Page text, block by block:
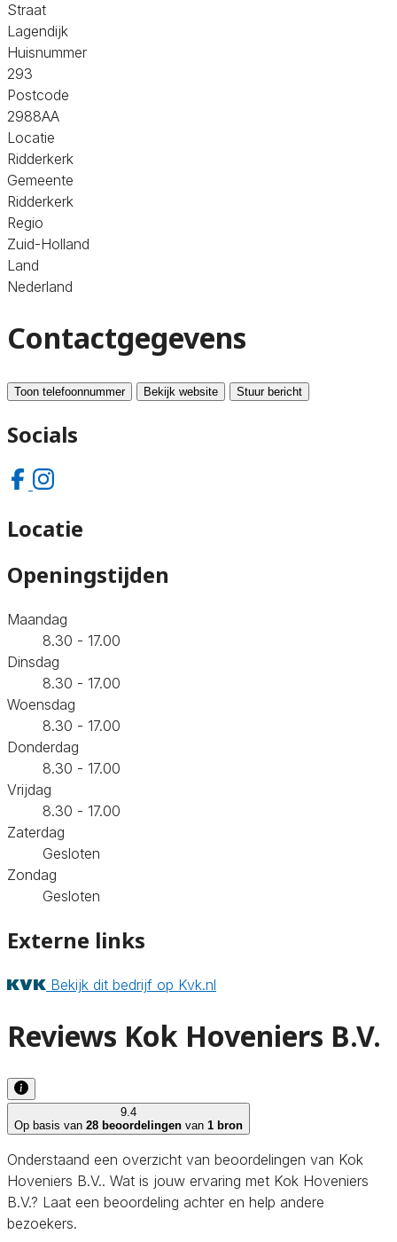
Straat
Lagendijk
Huisnummer
293
Postcode
2988AA
Locatie
Ridderkerk
Gemeente
Ridderkerk
Regio
Zuid-Holland
Land
Nederland
Contactgegevens
Toon telefoonnummer Bekijk website Stuur bericht
Socials
Locatie
Openingstijden
Maandag
8.30 - 17.00
Dinsdag
8.30 - 17.00
Woensdag
8.30 - 17.00
Donderdag
8.30 - 17.00
Vrijdag
8.30 - 17.00
Zaterdag
Gesloten
Zondag
Gesloten
Externe links
Bekijk dit bedrijf op Kvk.nl
Reviews Kok Hoveniers B.V.
9.4
Op basis van 28 beoordelingen van 1 bron
Onderstaand een overzicht van beoordelingen van Kok
Hoveniers B.V.. Wat is jouw ervaring met Kok Hoveniers
B.V.? Laat een beoordeling achter en help andere
bezoekers.